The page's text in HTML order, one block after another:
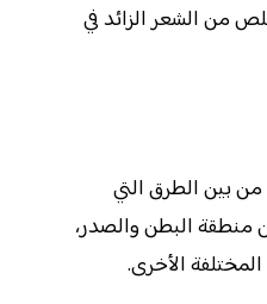
من الشعر الزائد في
بين الطرق التي
منطقة البطن والصدر،
الأخرى.